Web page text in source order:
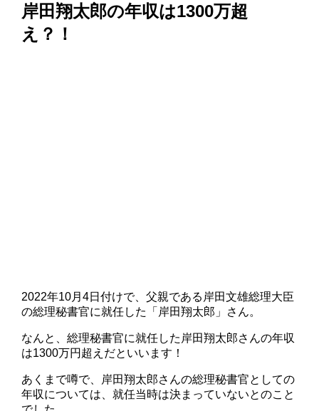
岸田翔太郎の年収は1300万超
え？！
2022年10月4日付けで、父親である岸田文雄総理大臣
の総理秘書官に就任した「岸田翔太郎」さん。
なんと、総理秘書官に就任した岸田翔太郎さんの年収
は1300万円超えだといいます！
あくまで噂で、岸田翔太郎さんの総理秘書官としての
年収については、就任当時は決まっていないとのこと